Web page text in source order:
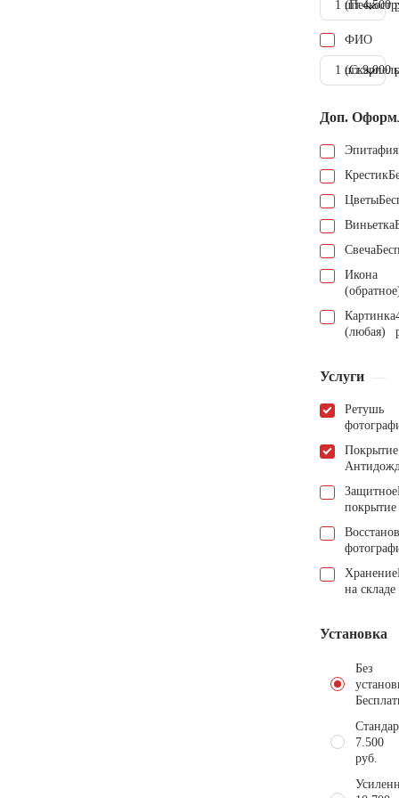
1 шт.4.500
ФИО
1 шт.9.000
Доп.
Эпитафия
Крестик
Цветы
Виньетка
Свеча
Икона
Картинка
(любая)
Услуги
Ретушь
Покрытие
Защитное
покрытие
Хранение
на складе
Установка
Без
7.500
руб.